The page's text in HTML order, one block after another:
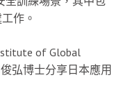
作。
of Global
弘博士分享日本應用